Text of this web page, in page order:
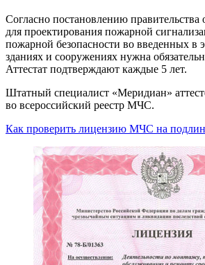
Согласно постановлению
для проектирования пожарной
пожарной безопасности во введенных в
зданиях и сооружениях нужна
Аттестат подтверждают каждые 5 лет.
Штатный специалист «Меридиан»
во всероссийский реестр МЧС.
Как проверить лицензию МЧС на